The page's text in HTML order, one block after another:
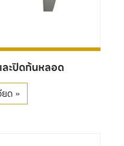
ละปิดก้นหลอด
ยด »